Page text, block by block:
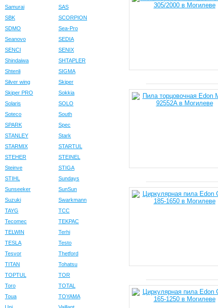
Samurai
SAS
SBK
SCORPION
SDMO
Sea-Pro
Seanovo
SEDIA
SENCI
SENIX
Shindaiwa
SHTAPLER
Shtenli
SIGMA
Silver wing
Skiper
Skiper PRO
Sokkia
Solaris
SOLO
Soteco
South
SPARK
Spec
STANLEY
Stark
STARMIX
STARTUL
STEHER
STEINEL
Steinve
STIGA
STIHL
Sundays
Sunseeker
SunSun
Suzuki
Swarkmann
TAYG
TCC
Tecomec
TEKPAC
TELWIN
Terhi
TESLA
Testo
Tesvor
Thetford
TITAN
Tohatsu
TOPTUL
TOR
Toro
TOTAL
Toua
TOYAMA